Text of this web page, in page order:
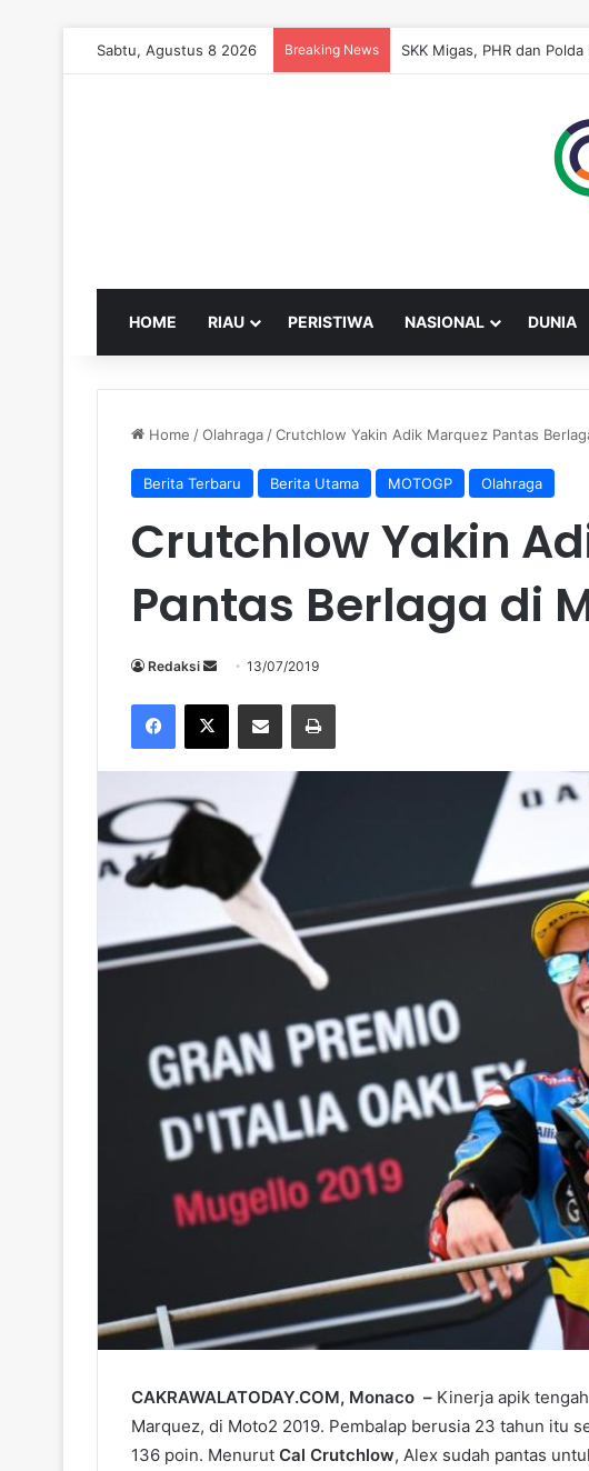
Sabtu, Agustus 8 2026 Breaking News
HOME RIAU PERISTIWA NASIONAL DUNIA
Home /Olahraga /Crutchlow Yakin Adik Marquez Pantas
Berita Terbaru Berita Utama MOTOGP Olahraga
Crutchlow Yakin
Pantas Berlaga di
Redaksi
Send13/07/2019
Facebook
X Share via Email Print
CAKRAWALATODAY.COM, Monaco – Kinerja apik
Marquez, di Moto2 2019. Pembalap berusia 23 tahun itu
136 poin. Menurut Cal Crutchlow, Alex sudah pantas